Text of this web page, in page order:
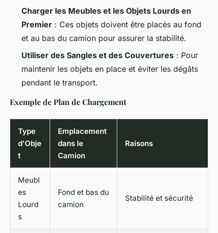
Charger les Meubles et les Objets Lourds en
Premier : Ces objets doivent être placés au fond
et au bas du camion pour assurer la stabilité.
Utiliser des Sangles et des Couvertures : Pour
maintenir les objets en place et éviter les dégâts
pendant le transport.
Exemple de Plan de Chargement
Type
d'Obje
t
Emplacement
dans le
Camion
Raisons
Meubl
es
Lourd
s
Fond et bas du
camion
Stabilité et sécurité